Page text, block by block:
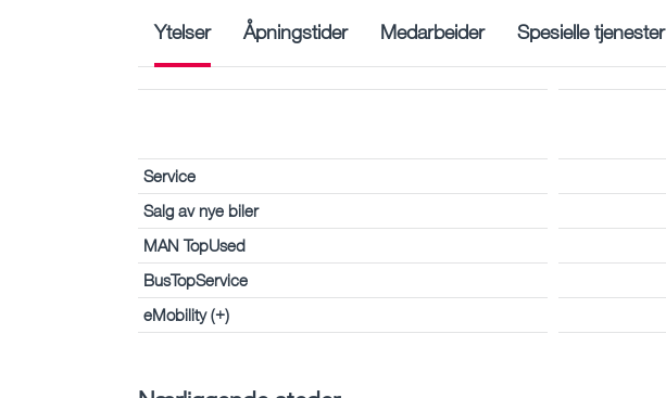
Ytelser Åpningstider Medarbeider Spesielle tjenester
Service
Salg av nye biler
MAN TopUsed
BusTopService
eMobility (+)